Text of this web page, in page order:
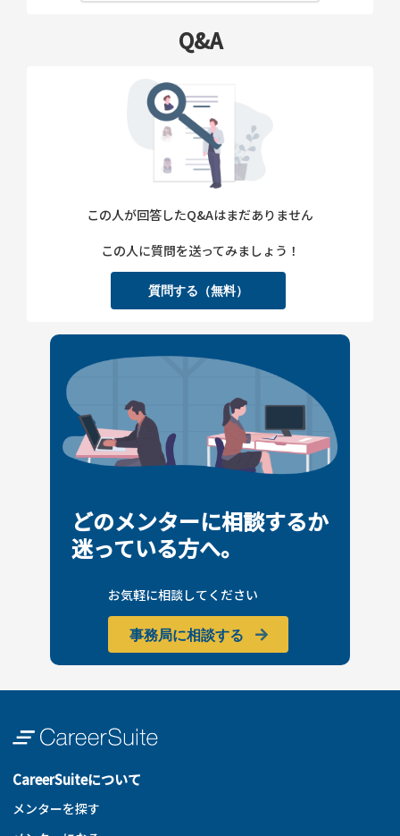
Q&A
この人が回答したQ&Aはまだありません
この人に質問を送ってみましょう！
質問する（無料）
どのメンターに相談するか
迷っている方へ。
お気軽に相談してください
事務局に相談する
CareerSuiteについて
メンターを探す